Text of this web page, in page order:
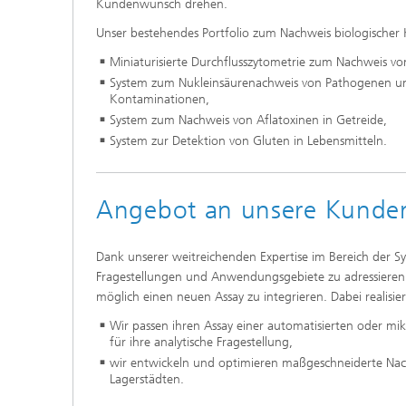
Kundenwunsch drehen.
Unser bestehendes Portfolio zum Nachweis
Miniaturisierte Durchflusszytometrie zum Nachweis
System zum Nukleinsäurenachweis von Pathogenen
Kontaminationen,
System zum Nachweis von Aflatoxinen in Getreide,
System zur Detektion von Gluten in Lebensmitteln.
Angebot an unsere
Dank unserer weitreichenden Expertise im Bereich der
Fragestellungen und Anwendungsgebiete zu
möglich einen neuen Assay zu integrieren. Dabei
Wir passen ihren Assay einer automatisierten oder
für ihre analytische Fragestellung,
wir entwickeln und optimieren maßgeschneiderte
Lagerstädten.